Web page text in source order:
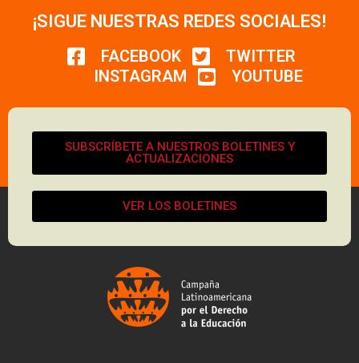
¡SIGUE NUESTRAS REDES SOCIALES!
FACEBOOK
TWITTER
INSTAGRAM
YOUTUBE
SUBSCRÍBETE A NUESTROS BOLETINES Y
ACTUALIZACIONES
VER LOS BOLETINES